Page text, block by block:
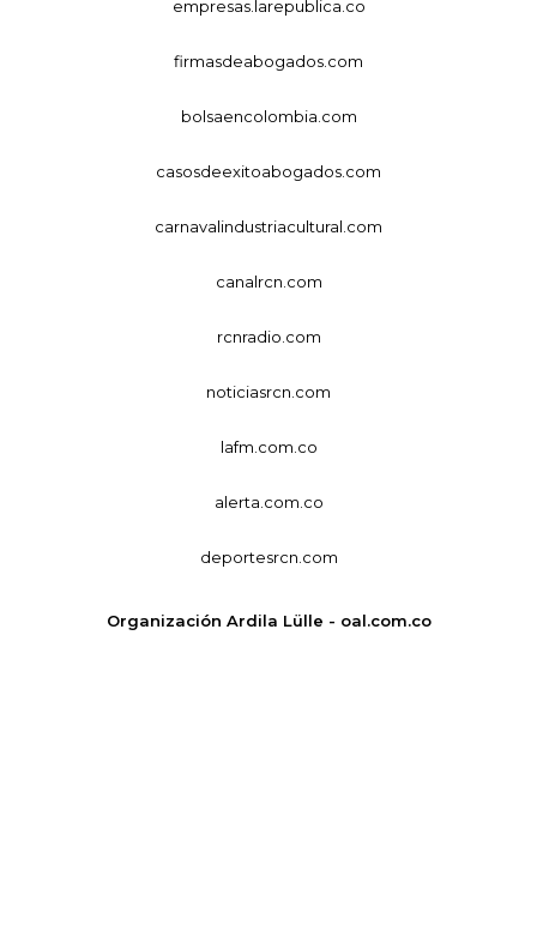
empresas.larepublica.co
firmasdeabogados.com
bolsaencolombia.com
casosdeexitoabogados.com
carnavalindustriacultural.com
canalrcn.com
rcnradio.com
noticiasrcn.com
lafm.com.co
alerta.com.co
deportesrcn.com
Organización Ardila Lülle - oal.com.co